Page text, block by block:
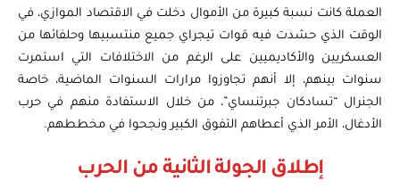
العملة كانت نسبة كبيرة من الأموال دخلت في الاقتصاد الموازي، في
الوقت الذي حشدت فيه قوات تيجراي جميع منتسبيها وحلفائها من
العسكريين والأكاديميين على الرغم من الاختلافات التي استمرت
سنوات بينهم، إلا أنهم تجاوزوا مرارات السنوات الماضية، خاصة
الجنرال “تسادكان جبرتنساي”، من خلال الاستفادة منهم في حرب
الأدغال، الأمر الذي أعطاهم التفوق الكبير ونجحوا في مخططهم.
إطلاق الجولة الثانية من الحرب